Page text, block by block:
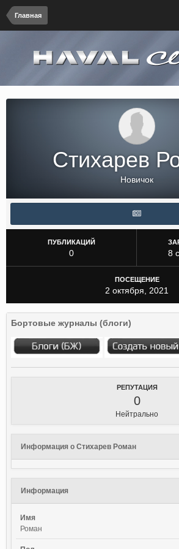
Главная
Стихарев
Новичок
ПУБЛИКАЦИЙ
0 8
ПОСЕЩЕНИЕ
2 октября, 2021
Бортовые журналы (блоги)
РЕПУТАЦИЯ
0
Нейтрально
Информация о Стихарев Роман
Информация
Имя
Роман